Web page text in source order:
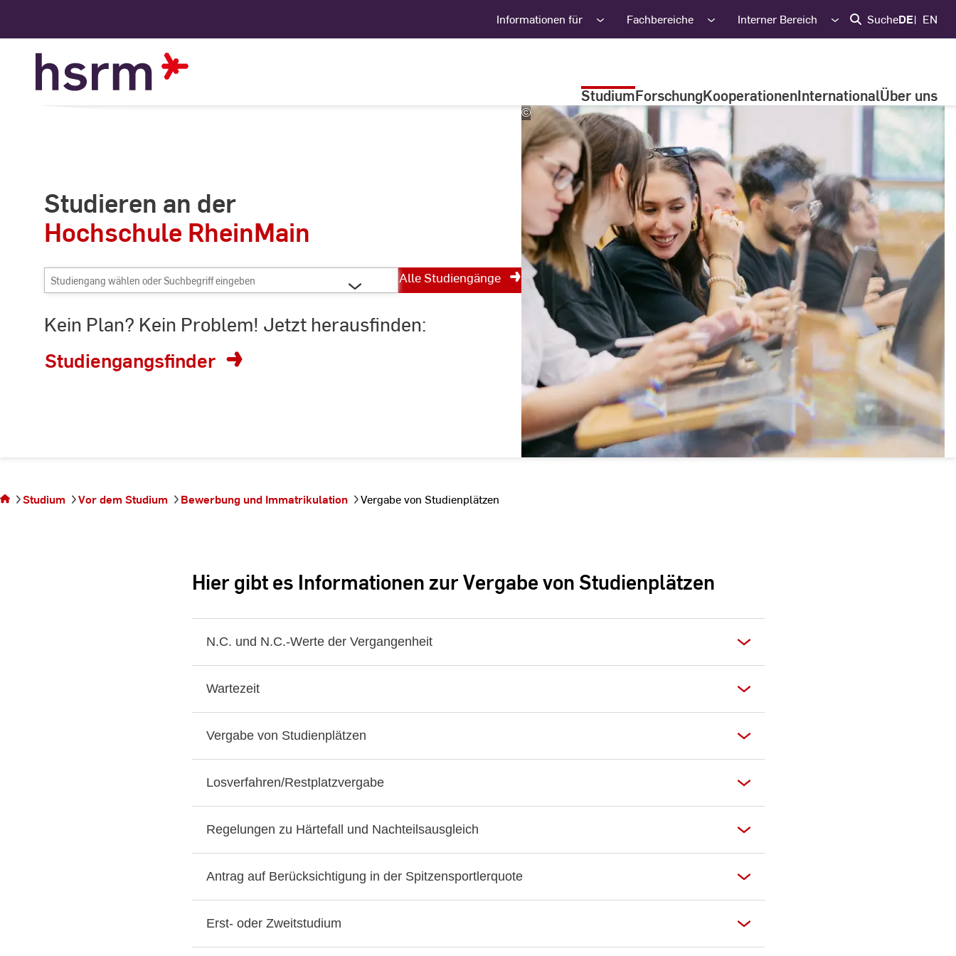
Informationen für Fachbereiche Interner Bereich SucheDE EN
StudiumForschungKooperationenInternationalÜber uns
©
Studio
Steve
Studieren an der
Hochschule RheinMain
Studiengang
wählen
Suchbegriff
Alle Studiengänge
Kein Plan? Kein Problem! Jetzt herausfinden:
Studiengangsfinder
Seite Vergabe
Studium Vor dem Studium Bewerbung und Immatrikulation Vergabe von Studienplätzen
Hier gibt es Informationen zur Vergabe von Studienplätzen
N.C. und N.C.-Werte der Vergangenheit
Wartezeit
Vergabe von Studienplätzen
Losverfahren/Restplatzvergabe
Regelungen zu Härtefall und Nachteilsausgleich
Antrag auf Berücksichtigung in der Spitzensportlerquote
Erst- oder Zweitstudium